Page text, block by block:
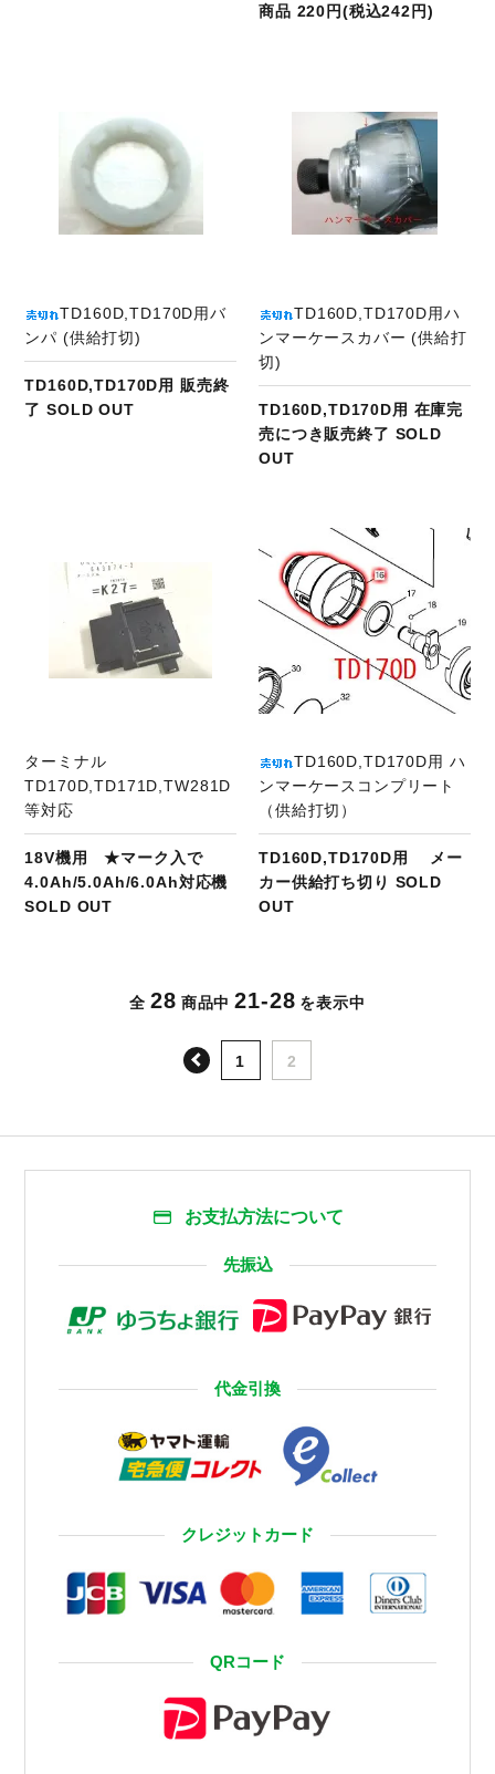
商品 220円(税込242円)
TD160D,TD170D用バ
ンパ (供給打切)
TD160D,TD170D用 販売終
了 SOLD OUT
TD160D,TD170D用ハ
ンマーケースカバー (供給打
切)
TD160D,TD170D用 在庫完
売につき販売終了 SOLD
OUT
ターミナル
TD170D,TD171D,TW281D
等対応
18V機用 ★マーク入で
4.0Ah/5.0Ah/6.0Ah対応機
SOLD OUT
TD160D,TD170D用 ハ
ンマーケースコンプリート
（供給打切）
TD160D,TD170D用 メー
カー供給打ち切り SOLD
OUT
全 28 商品中 21-28 を表示中
1 2
お支払方法について
先振込
代金引換
クレジットカード
QRコード